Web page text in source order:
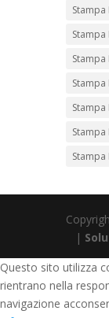
Stampa
Stampa
|
Questo sito utilizza
rientrano nella
navigazione